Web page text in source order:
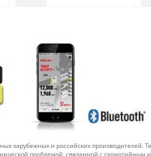
зарубежных и российских производителей.
проблемой, связанной с